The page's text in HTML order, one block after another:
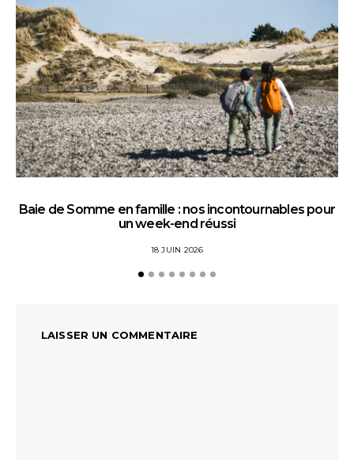
Baie de Somme en famille : nos incontournables pour
un week-end réussi
18 JUIN 2026
LAISSER UN COMMENTAIRE